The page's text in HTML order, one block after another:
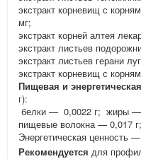
экстракт корневищ с
мг;
экстракт корней алтея
экстракт листьев
экстракт листьев герани
экстракт корневищ с
Пищевая и
г):
белки — 0,0022 г; жиры —
пищевые волокна — 0,017
Энергетическая ценность
Рекомендуется для